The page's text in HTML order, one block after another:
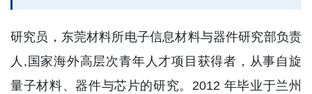
研究员，东莞材料所电子信息材料与器件研究部负责
人,国家海外高层次青年人才项目获得者，从事自旋
量子材料、器件与芯片的研究。2012 年毕业于兰州